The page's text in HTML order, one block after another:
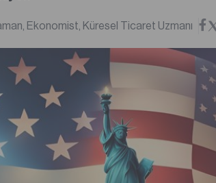
Ekonomist, Küresel Ticaret Uzmanı